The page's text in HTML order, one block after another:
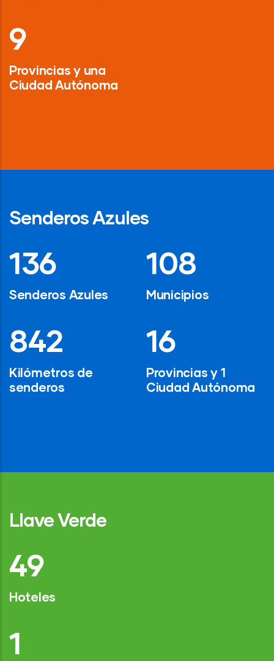
13
Provincias y una
Ciudad Autónoma
Senderos Azules
194
Senderos Azules
1,200
Kilómetros de
senderos
154
Municipios
24
Provincias y 1
Ciudad Autónoma
Llave Verde
74
Hoteles
2